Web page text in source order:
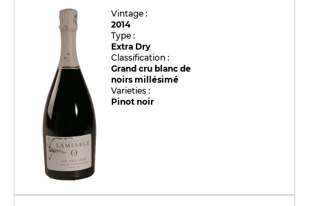
Vintage :
2014
Type :
Extra Dry
Classification :
Grand cru blanc de
noirs millésimé
Varieties :
Pinot noir